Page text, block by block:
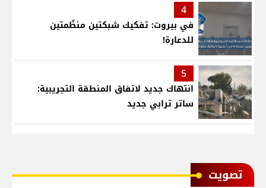
4
في بيروت: تفكيك شبكتين منظّمتين
للدعارة!
5
انتهاك جديد لاتفاق المنطقة التجريبية:
ساتر ترابي جديد
ﺗﺼﻮﻳﺖ